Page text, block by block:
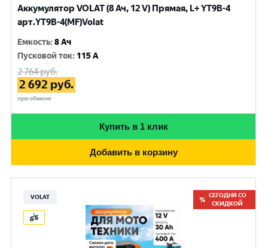
Аккумулятор VOLAT (8 Ач, 12 V) Прямая, L+ YT9B-4
арт.YT9B-4(MF)Volat
Емкость:8 Ач
Пусковой ток: 115 A
2 764руб.
2 692 руб.
при обмене
Купить в 1 клик
Добавить в корзину
VOLAT
СЕГОДНЯ СО
СКИДКОЙ